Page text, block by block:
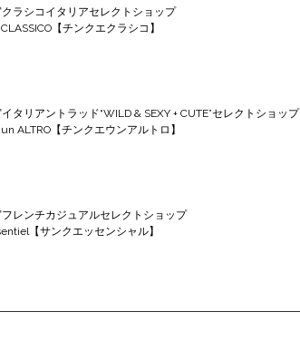
ラシコイタリアセレクトショップ
【チンクエクラシコ】
タリアントラッド“WILD & SEXY + CUTE”セレクトショップ
ALTRO【チンクエウンアルトロ】
レンチカジュアルセレクトショップ
【サンクエッセンシャル】